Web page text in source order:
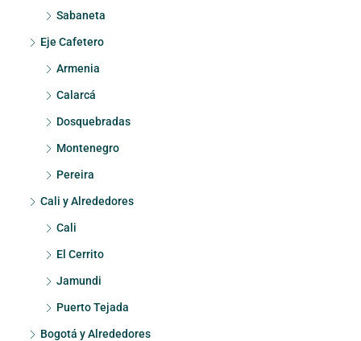
Sabaneta
Eje Cafetero
Armenia
Calarcá
Dosquebradas
Montenegro
Pereira
Cali y Alrededores
Cali
El Cerrito
Jamundi
Puerto Tejada
Bogotá y Alrededores